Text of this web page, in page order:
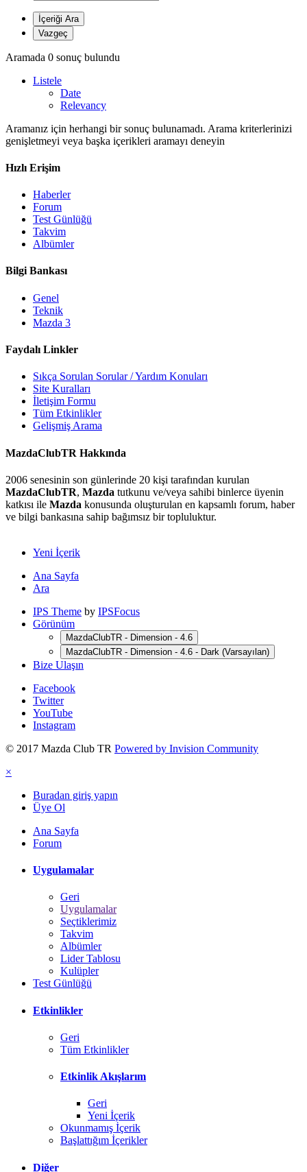
İçeriği Ara
Vazgeç
Aramada 0 sonuç bulundu
Listele
Date
Relevancy
Aramanız için herhangi bir sonuç bulunamadı. Arama kriterlerinizi
genişletmeyi veya başka içerikleri aramayı deneyin
Hızlı Erişim
Haberler
Forum
Test Günlüğü
Takvim
Albümler
Bilgi Bankası
Genel
Teknik
Mazda 3
Faydalı Linkler
Sıkça Sorulan Sorular / Yardım Konuları
Site Kuralları
İletişim Formu
Tüm Etkinlikler
Gelişmiş Arama
MazdaClubTR Hakkında
2006 senesinin son günlerinde 20 kişi tarafından kurulan
MazdaClubTR, Mazda tutkunu ve/veya sahibi binlerce üyenin
katkısı ile Mazda konusunda oluşturulan en kapsamlı forum, haber
ve bilgi bankasına sahip bağımsız bir topluluktur.
Yeni İçerik
Ana Sayfa
Ara
IPS Theme by IPSFocus
Görünüm
MazdaClubTR - Dimension - 4.6
MazdaClubTR - Dimension - 4.6 - Dark (Varsayılan)
Bize Ulaşın
Facebook
Twitter
YouTube
Instagram
© 2017 Mazda Club TR Powered by Invision Community
×
Buradan giriş yapın
Üye Ol
Ana Sayfa
Forum
Uygulamalar
Geri
Uygulamalar
Seçtiklerimiz
Takvim
Albümler
Lider Tablosu
Kulüpler
Test Günlüğü
Etkinlikler
Geri
Tüm Etkinlikler
Etkinlik Akışlarım
Geri
Yeni İçerik
Okunmamış İçerik
Başlattığım İçerikler
Diğer